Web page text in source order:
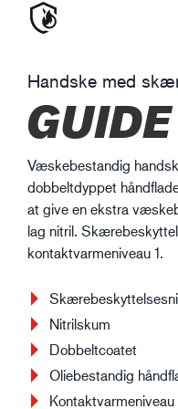
Handske med
GUIDE
Væskebestandig
dobbeltdyppet
at give en ekstra
lag nitril.
kontaktvarmeniveau 1.
Nitrilskum
Dobbeltcoatet
Oliebestandig
Kontaktvarmeniveau